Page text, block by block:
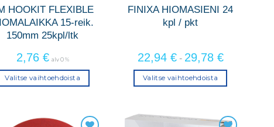
HOOKIT FLEXIBLE
15-reik.
150mm 25kpl/ltk
2,76 € alv 0 %
Valitse vaihtoehdoista
on
FINIXA HIOMASIENI 24
kpl / pkt
22,94 €- 29,78 €
Valitse vaihtoehdoista
on